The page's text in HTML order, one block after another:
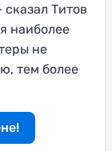
Титов
наиболее
не
тем более